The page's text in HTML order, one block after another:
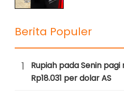
Berita Populer
1
Rupiah pada Senin
Rp18.031 per dolar AS